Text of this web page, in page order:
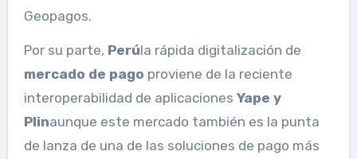
Geopagos.
Por su parte, Perúla rápida digitalización de
mercado de pago proviene de la reciente
interoperabilidad de aplicaciones Yape y
Plinaunque este mercado también es la punta
de lanza de una de las soluciones de pago más